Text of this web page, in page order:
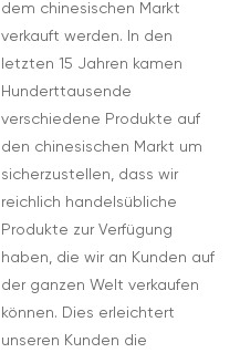
dem chinesischen Markt
verkauft werden. In den
letzten 15 Jahren kamen
Hunderttausende
verschiedene Produkte auf
den chinesischen Markt um
sicherzustellen, dass wir
reichlich handelsübliche
Produkte zur Verfügung
haben, die wir an Kunden auf
der ganzen Welt verkaufen
können. Dies erleichtert
unseren Kunden die